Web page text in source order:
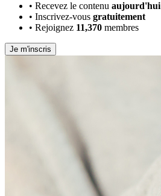
• Recevez le contenu aujourd'hui
• Inscrivez-vous gratuitement
• Rejoignez 11,370 membres
Je m'inscris